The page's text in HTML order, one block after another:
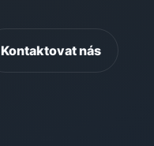
Kontaktovat nás